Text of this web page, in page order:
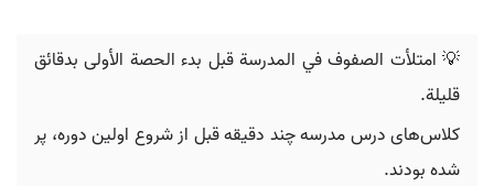
💡 امتلأت الصفوف في المدرسة قبل بدء الحصة الأولى بدقائق
قليلة.
کلاس‌های درس مدرسه چند دقیقه قبل از شروع اولین دوره، پر
شده بودند.